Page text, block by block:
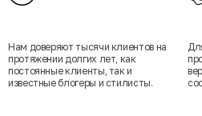
Нам доверяют тысячи клиентов на
протяжении долгих лет, как
постоянные клиенты, так и
известные блогеры и стилисты.